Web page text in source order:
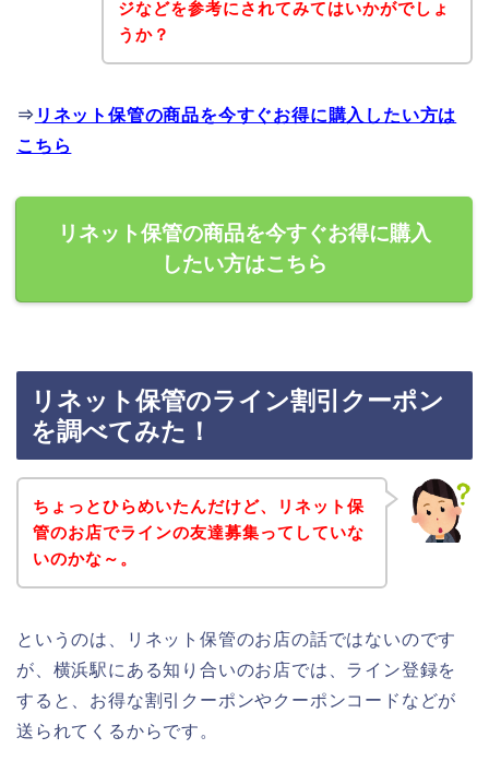
ジなどを参考にされてみてはいかがでしょ
うか？
⇒ リネット保管の商品を今すぐお得に購入したい方は
こちら
リネット保管の商品を今すぐお得に購入
したい方はこちら
リネット保管のライン割引クーポン
を調べてみた！
ちょっとひらめいたんだけど、リネット保
管のお店でラインの友達募集ってしていな
いのかな～。
というのは、リネット保管のお店の話ではないのです
が、横浜駅にある知り合いのお店では、ライン登録を
すると、お得な割引クーポンやクーポンコードなどが
送られてくるからです。